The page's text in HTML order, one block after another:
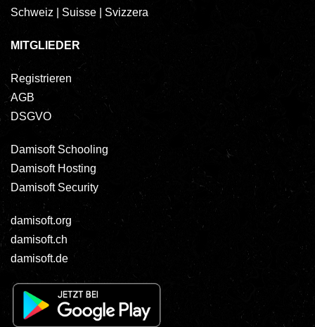
Schweiz | Suisse | Svizzera
MITGLIEDER
Registrieren
AGB
DSGVO
Damisoft Schooling
Damisoft Hosting
Damisoft Security
damisoft.org
damisoft.ch
damisoft.de